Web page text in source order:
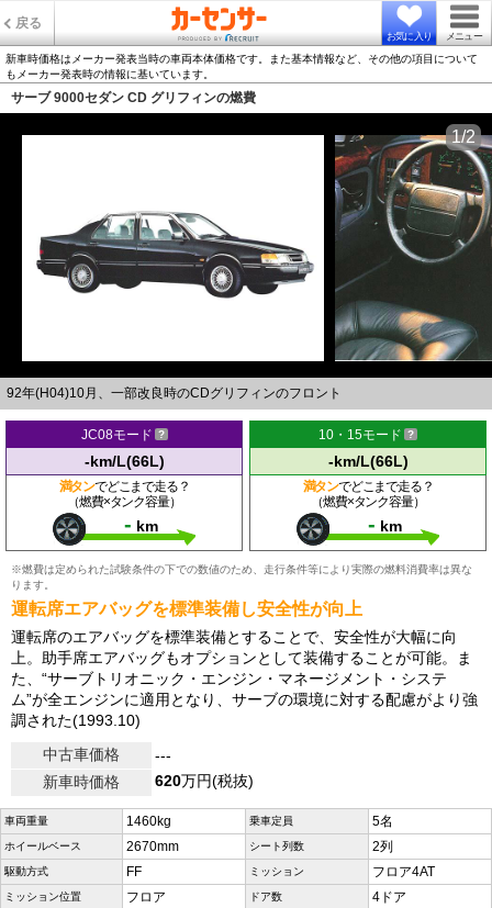
戻る
お気に入り メニュー
新車時価格はメーカー発表当時の車両本体価格です。また基本情報など、その他の項目について
もメーカー発表時の情報に基いています。
サーブ 9000セダン CD グリフィンの燃費
92年(H04)10月、一部改良時のCDグリフィンのフロント
1/2
JC08モード
-km/L(66L)
満タンでどこまで走る？
（燃費×タンク容量）
- km
10・15モード
-km/L(66L)
満タンでどこまで走る？
（燃費×タンク容量）
- km
※燃費は定められた試験条件の下での数値のため、走行条件等により実際の燃料消費率は異な
ります。
運転席エアバッグを標準装備し安全性が向上
運転席のエアバッグを標準装備とすることで、安全性が大幅に向
上。助手席エアバッグもオプションとして装備することが可能。ま
た、“サーブトリオニック・エンジン・マネージメント・システ
ム”が全エンジンに適用となり、サーブの環境に対する配慮がより強
調された(1993.10)
中古車価格
---
新車時価格
620万円(税抜)
車両重量 1460kg 乗車定員 5名
ホイールベース 2670mm シート列数 2列
駆動方式 FF ミッション フロア4AT
ミッション位置 フロア ドア数 4ドア